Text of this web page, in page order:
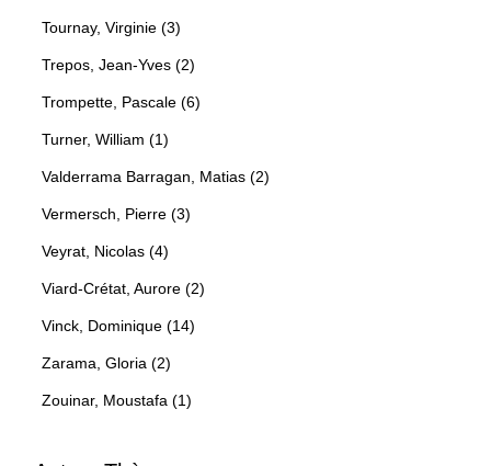
Tournay, Virginie (3)
Trepos, Jean-Yves (2)
Trompette, Pascale (6)
Turner, William (1)
Valderrama Barragan, Matias (2)
Vermersch, Pierre (3)
Veyrat, Nicolas (4)
Viard-Crétat, Aurore (2)
Vinck, Dominique (14)
Zarama, Gloria (2)
Zouinar, Moustafa (1)